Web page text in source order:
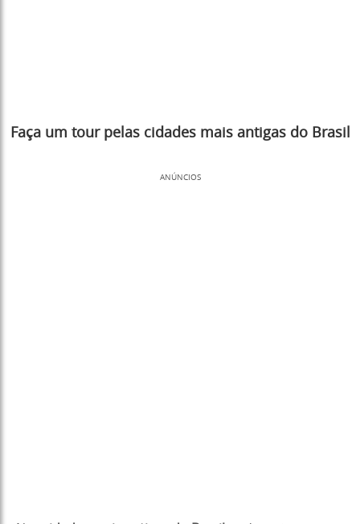
Faça um tour pelas cidades mais antigas do Brasil
ANÚNCIOS